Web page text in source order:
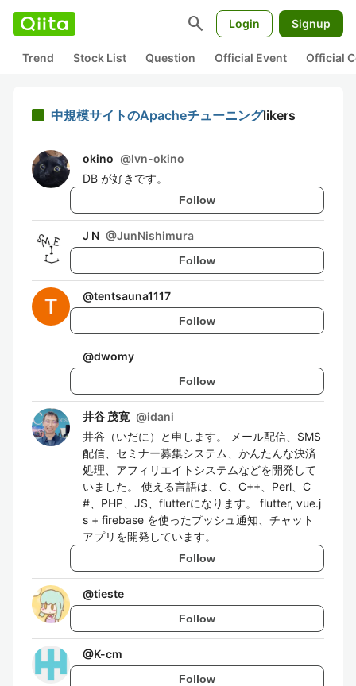
search Login Signup
Trend Stock List Question Official Event Official
中規模サイトのApacheチューニングlikers
okino @lvn-okino
DB が好きです。
Follow
J N @JunNishimura
Follow
@tentsauna1117
Follow
@dwomy
Follow
井谷 茂寛 @idani
井谷（いだに）と申します。 メール配信、SMS
配信、セミナー募集システム、かんたんな決済
処理、アフィリエイトシステムなどを開発して
いました。 使える言語は、C、C++、Perl、C
#、PHP、JS、flutterになります。 flutter, vue.j
s + firebase を使ったプッシュ通知、チャット
アプリを開発しています。
Follow
@tieste
Follow
@K-cm
Follow